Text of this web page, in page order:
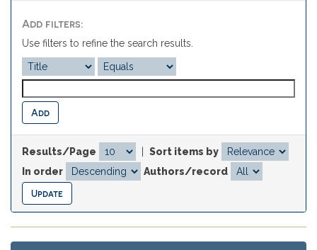
Add filters:
Use filters to refine the search results.
Results/Page
Sort items by
In order
Authors/record